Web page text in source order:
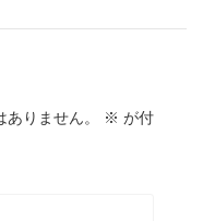
りません。 ※ が付